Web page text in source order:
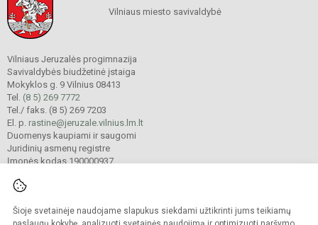
Šioje svetainėje naudojame slapukus siekdami užtikrinti jums teikiamų
Vilniaus miesto savivaldybė
Vilniaus Jeruzalės progimnazija
Savivaldybės biudžetinė įstaiga
Mokyklos g. 9 Vilnius 08413
Tel. (8 5) 269 7772
Tel./ faks. (8 5) 269 7203
El. p. rastine@jeruzale.vilnius.lm.lt
Duomenys kaupiami ir saugomi
Juridinių asmenų registre
Įmonės kodas 190000937
© 2024. Vilniaus Jeruzalės progimnazija. Visos teisės saugomos.
Kopijuoti turinį be raštiško gimnazijos sutikimo griežtai draudžiama.